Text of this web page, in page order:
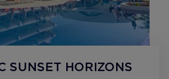
SUNSET HORIZONS